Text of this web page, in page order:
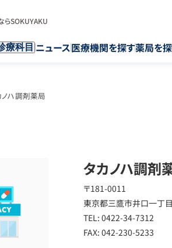
らSOKUYAKU
療科目 ニュース医療機関を探す薬局を
ノハ調剤薬局
タカノハ調剤
〒181-0011
東京都三鷹市井口一丁
TEL: 0422-34-7312
FAX: 042-230-5233